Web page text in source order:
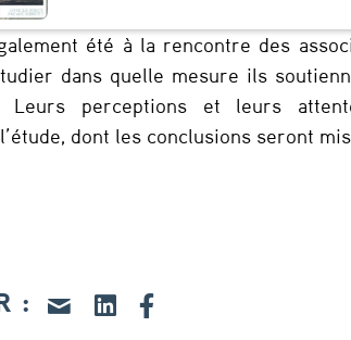
été à la rencontre des
dans quelle mesure ils
Leurs perceptions et leurs
dont les conclusions seront
: